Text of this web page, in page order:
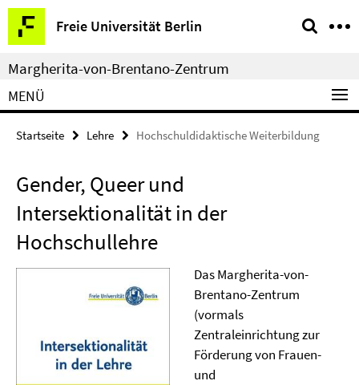
Springe
direkt
zu
Inhalt
Freie Universität Berlin
Service-
Navigation
Margherita-von-Brentano-Zentrum
MENÜ
Startseite Lehre Hochschuldidaktische Weiterbildung
Gender, Queer und
Intersektionalität in der
Hochschullehre
Das Margherita-von-
Brentano-Zentrum
(vormals
Zentraleinrichtung zur
Förderung von Frauen-
und